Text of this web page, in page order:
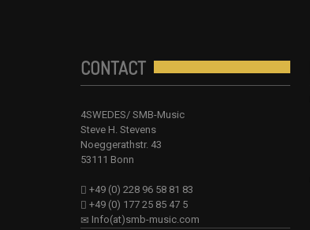
CONTACT
4SWEDES/ SMB-Music
Steve H. Stevens
Noeggerathstr. 43
53111 Bonn
+49 (0) 228 96 58 81 83
+49 (0) 177 25 85 47 5
Info(at)smb-music.com